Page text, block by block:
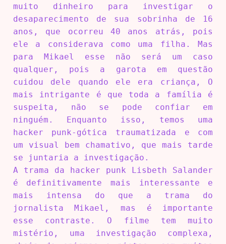
muito dinheiro para investigar o
desaparecimento de sua sobrinha de 16
anos, que ocorreu 40 anos atrás, pois
ele a considerava como uma filha. Mas
para Mikael esse não será um caso
qualquer, pois a garota em questão
cuidou dele quando ele era criança, O
mais intrigante é que toda a família é
suspeita, não se pode confiar em
ninguém. Enquanto isso, temos uma
hacker punk-gótica traumatizada e com
um visual bem chamativo, que mais tarde
se juntaria a investigação.
A trama da hacker punk Lisbeth Salander
é definitivamente mais interessante e
mais intensa do que a trama do
jornalista Mikael, mas é importante
esse contraste. O filme tem muito
mistério, uma investigação complexa,